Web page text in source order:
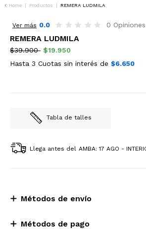
Home | Productos | REMERA LUDMILA
Ver más 0.0 0 Opiniones
REMERA LUDMILA
$39.900 $19.950
Hasta 3 Cuotas sin interés de $6.650
Tabla de talles
Llega antes del AMBA: 17 AGO -
Métodos de envío
Métodos de pago